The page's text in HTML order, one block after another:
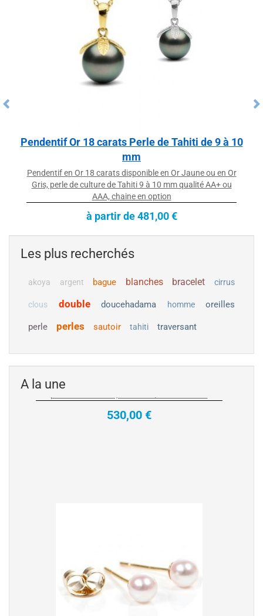
Pendentif Or 18 carats Perle de Tahiti de 9 à 10
mm
Pendentif en Or 18 carats disponible en Or Jaune ou en Or
Gris, perle de culture de Tahiti 9 à 10 mm qualité AA+ ou
AAA, chaine en option
à partir de 481,00 €
Les plus recherchés
akoya argent bague blanches bracelet cirrus
clous double doucehadama homme oreilles
perle perles sautoir tahiti traversant
A la une
culture de Tahiti
perle de culture de Tahiti qualité AA+ ou AAA à
530,00 €
Boucles d'Oreilles de perles d'Eau Douce